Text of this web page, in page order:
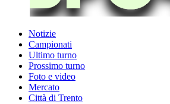
Notizie
Campionati
Ultimo turno
Prossimo turno
Foto e video
Mercato
Città di Trento